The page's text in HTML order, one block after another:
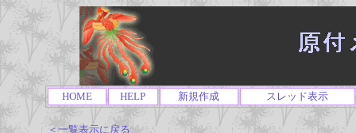
HOME HELP 新規作成 スレッド表示
＜一覧表示に戻る